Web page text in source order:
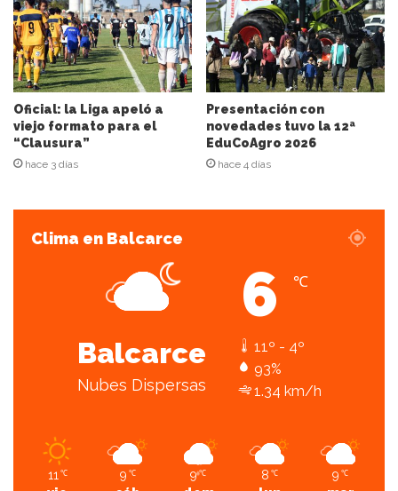
o
r
r
e
o
e
l
e
c
n
Oficial: la Liga apeló a
viejo formato para el
“Clausura”
hace 3 días
Presentación con
novedades tuvo la 12ª
EduCoAgro 2026
hace 4 días
Clima en Balcarce
Balcarce
Nubes Dispersas
6 ℃
11º - 4º
93%
1.34 km/h
11 ℃ 9 ℃ 9 ℃ 8 ℃ 9 ℃